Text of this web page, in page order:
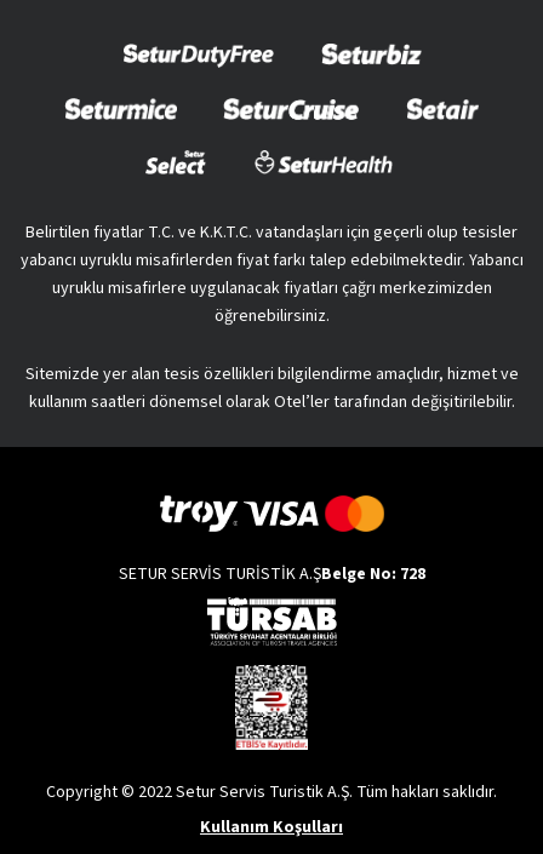
Belirtilen fiyatlar T.C. ve K.K.T.C. vatandaşları için geçerli olup tesisler
yabancı uyruklu misafirlerden fiyat farkı talep edebilmektedir. Yabancı
uyruklu misafirlere uygulanacak fiyatları çağrı merkezimizden
öğrenebilirsiniz.
Sitemizde yer alan tesis özellikleri bilgilendirme amaçlıdır, hizmet ve
kullanım saatleri dönemsel olarak Otel’ler tarafından değişitirilebilir.
SETUR SERVİS TURİSTİK A.ŞBelge No: 728
Copyright © 2022 Setur Servis Turistik A.Ş. Tüm hakları saklıdır.
Kullanım Koşulları